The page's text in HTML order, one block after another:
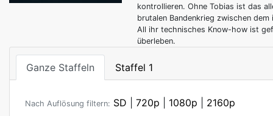
kontrollieren. Ohne Tobias ist das
brutalen Bandenkrieg zwischen
All ihr technisches Know-how ist
überleben.
Ganze Staffeln Staffel 1
Nach Auflösung filtern: SD 720p 1080p 2160p